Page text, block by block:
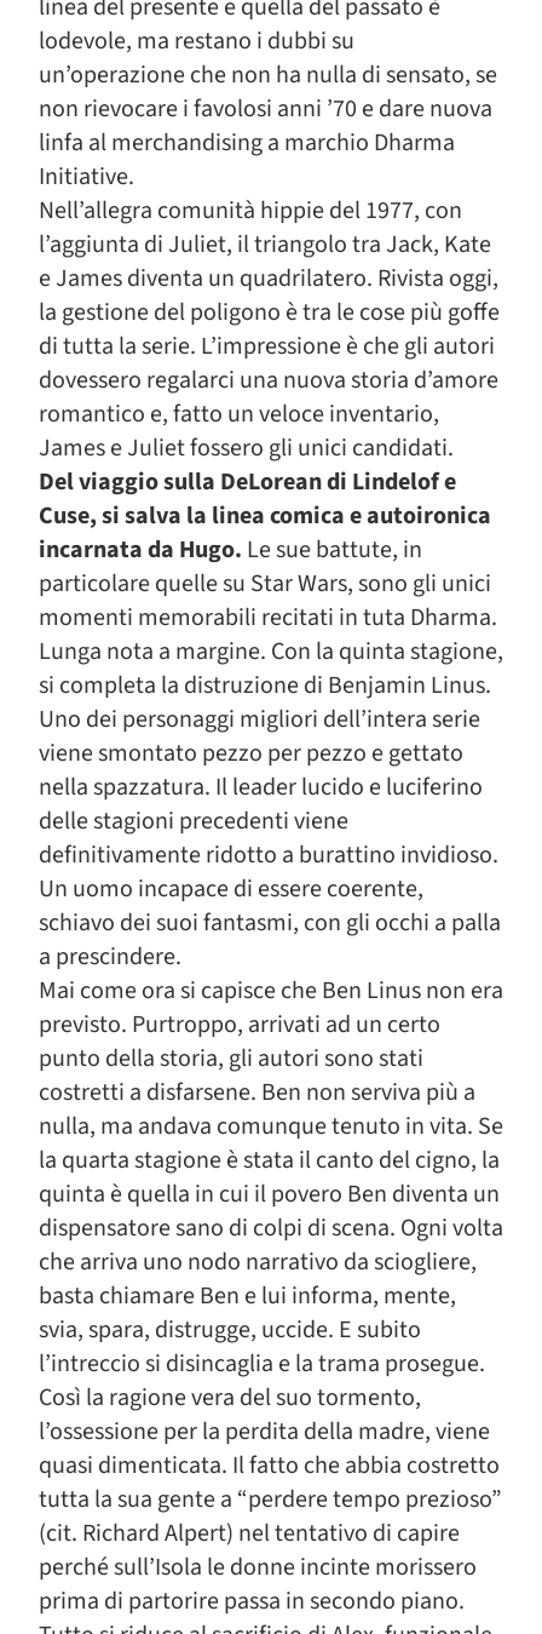
linea del presente e quella del passato è
lodevole, ma restano i dubbi su
un’operazione che non ha nulla di sensato, se
non rievocare i favolosi anni ’70 e dare nuova
linfa al merchandising a marchio Dharma
Initiative.
Nell’allegra comunità hippie del 1977, con
l’aggiunta di Juliet, il triangolo tra Jack, Kate
e James diventa un quadrilatero. Rivista oggi,
la gestione del poligono è tra le cose più goffe
di tutta la serie. L’impressione è che gli autori
dovessero regalarci una nuova storia d’amore
romantico e, fatto un veloce inventario,
James e Juliet fossero gli unici candidati.
Del viaggio sulla DeLorean di Lindelof e
Cuse, si salva la linea comica e autoironica
incarnata da Hugo. Le sue battute, in
particolare quelle su Star Wars, sono gli unici
momenti memorabili recitati in tuta Dharma.
Lunga nota a margine. Con la quinta stagione,
si completa la distruzione di Benjamin Linus.
Uno dei personaggi migliori dell’intera serie
viene smontato pezzo per pezzo e gettato
nella spazzatura. Il leader lucido e luciferino
delle stagioni precedenti viene
definitivamente ridotto a burattino invidioso.
Un uomo incapace di essere coerente,
schiavo dei suoi fantasmi, con gli occhi a palla
a prescindere.
Mai come ora si capisce che Ben Linus non era
previsto. Purtroppo, arrivati ad un certo
punto della storia, gli autori sono stati
costretti a disfarsene. Ben non serviva più a
nulla, ma andava comunque tenuto in vita. Se
la quarta stagione è stata il canto del cigno, la
quinta è quella in cui il povero Ben diventa un
dispensatore sano di colpi di scena. Ogni volta
che arriva uno nodo narrativo da sciogliere,
basta chiamare Ben e lui informa, mente,
svia, spara, distrugge, uccide. E subito
l’intreccio si disincaglia e la trama prosegue.
Così la ragione vera del suo tormento,
l’ossessione per la perdita della madre, viene
quasi dimenticata. Il fatto che abbia costretto
tutta la sua gente a “perdere tempo prezioso”
(cit. Richard Alpert) nel tentativo di capire
perché sull’Isola le donne incinte morissero
prima di partorire passa in secondo piano.